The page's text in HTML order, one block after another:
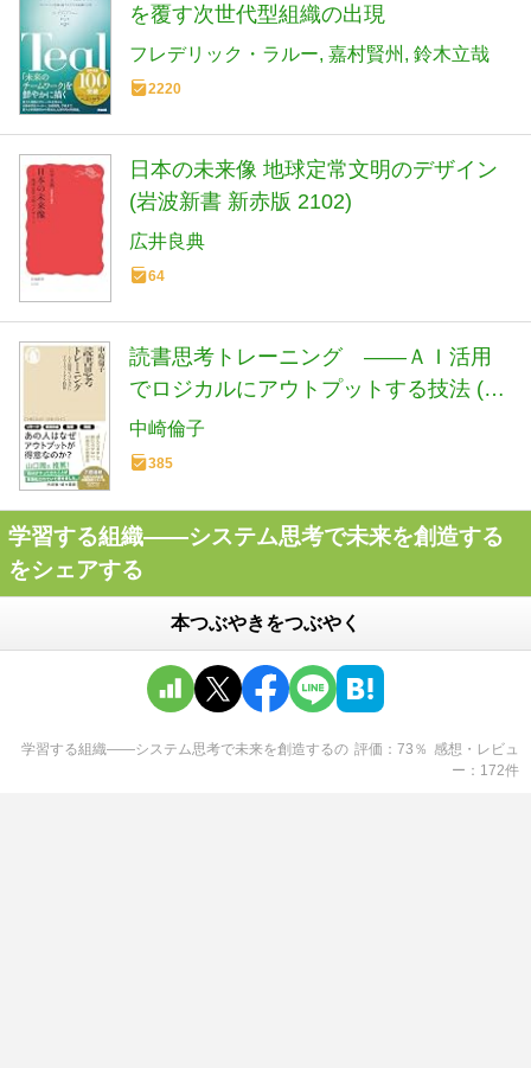
を覆す次世代型組織の出現
フレデリック・ラルー 嘉村賢州 鈴木立哉
2220
日本の未来像 地球定常文明のデザイン
(岩波新書 新赤版 2102)
広井良典
64
読書思考トレーニング ――ＡＩ活用
でロジカルにアウトプットする技法 (ち
くま新書 １９０１)
中崎倫子
385
学習する組織――システム思考で未来を創造する
をシェアする
本つぶやきをつぶやく
学習する組織――システム思考で未来を創造するの 評価 73 ％ 感想・レビュ
ー
172件